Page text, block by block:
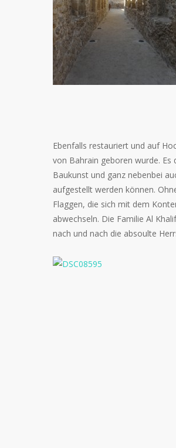
Ebenfalls restauriert und auf
von Bahrain geboren wurde.
Baukunst und ganz nebenbei
aufgestellt werden können.
Flaggen, die sich mit dem
abwechseln. Die Familie Al
nach und nach die absoulte